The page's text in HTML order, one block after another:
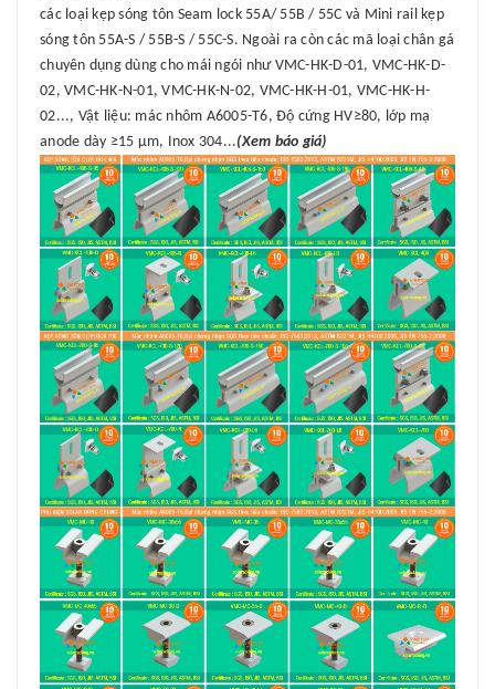
các loại kẹp sóng tôn Seam lock 55A/ 55B / 55C và Mini rail kẹp
sóng tôn 55A-S / 55B-S / 55C-S. Ngoài ra còn các mã loại chân gá
chuyên dụng dùng cho mái ngói như VMC-HK-D-01, VMC-HK-D-
02, VMC-HK-N-01, VMC-HK-N-02, VMC-HK-H-01, VMC-HK-H-
02..., Vật liệu: mác nhôm A6005-T6, Độ cứng HV≥80, lớp mạ
anode dày ≥15 μm, Inox 304...(Xem báo giá)